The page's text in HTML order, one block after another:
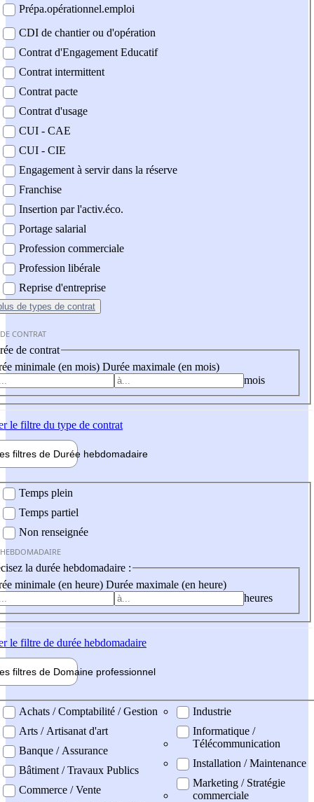
Prépa.opérationnel.emploi
CDI de chantier ou d'opération
Contrat d'Engagement Educatif
Contrat intermittent
Contrat pacte
Contrat d'usage
CUI - CAE
CUI - CIE
Engagement à servir dans la réserve
Franchise
Insertion par l'activ.éco.
Portage salarial
Profession commerciale
Profession libérale
Reprise d'entreprise
de types de contrat
CONTRAT
de contrat
minimale (en mois) Durée maximale (en mois)
mois
le filtre du type de contrat
filtres de Durée hebdomadaire
Temps plein
Temps partiel
Non renseignée
la durée hebdomadaire :
minimale (en heure) Durée maximale (en heure)
heures
le filtre de durée hebdomadaire
filtres de Domaine professionnel
professionel
Achats / Comptabilité / Gestion
Arts / Artisanat d'art
Banque / Assurance
Bâtiment / Travaux Publics
Commerce / Vente
Industrie
Informatique /
Télécommunication
Installation / Maintenance
Marketing / Stratégie
commerciale